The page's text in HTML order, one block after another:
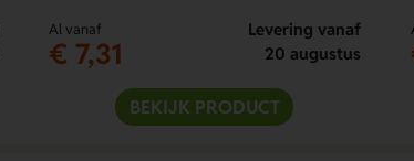
Al vanaf
€ 7,31
Levering vanaf
20 augustus
BEKIJK PRODUCT